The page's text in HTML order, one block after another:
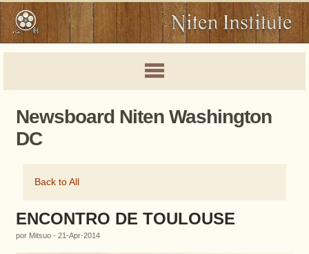
Newsboard Niten Washington
DC
Back to All
ENCONTRO DE TOULOUSE
por Mitsuo - 21-Apr-2014